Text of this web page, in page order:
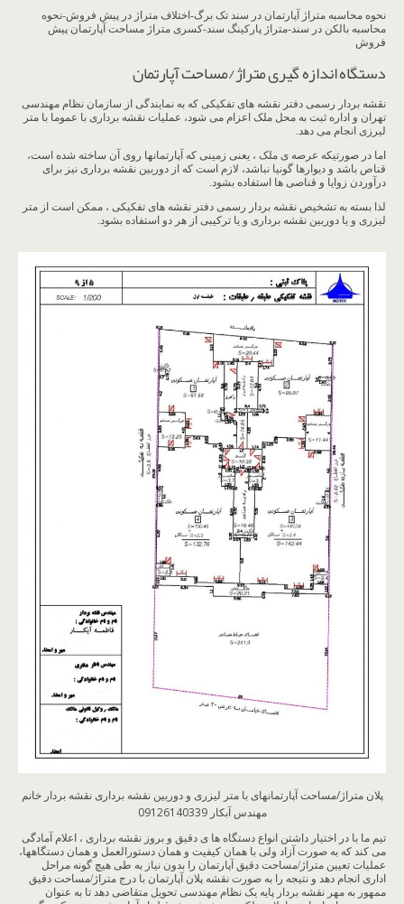
نحوه محاسبه متراژ آپارتمان در سند تک برگ-اختلاف متراژ در پیش فروش-نحوه
محاسبه بالکن در سند-متراژ پارکینگ سند-کسری متراژ مساحت آپارتمان پیش
فروش
دستگاه اندازه گیری متراژ/مساحت آپارتمان
نقشه بردار رسمی دفتر نقشه های تفکیکی که به نمایندگی از سازمان نظام مهندسی
تهران و اداره ثبت به محل ملک اعزام می شود، عملیات نقشه برداری با عموما با متر
لیرزی انجام می دهد.
اما در صورتیکه عرصه ی ملک ، یعنی زمینی که آپارتمانها روی آن ساخته شده است،
قناص باشد و دیوارها گونیا نباشد، لازم است که از دوربین نقشه برداری نیز برای
درآوردن زوایا و قناصی ها استفاده بشود.
لذا بسته به تشخیص نقشه بردار رسمی دفتر نقشه های تفکیکی ، ممکن است از متر
لیزری و یا دوربین نقشه برداری و یا ترکیبی از هر دو استفاده بشود.
پلان متراژ/مساحت آپارتمانهای با متر لیزری و دوربین نقشه برداری نقشه بردار خانم
مهندس آبکار 09126140339
تیم ما با در اختیار داشتن انواع دستگاه ها ی دقیق و بروز نقشه برداری ، اعلام آمادگی
می کند که به صورت آزاد ولی با همان کیفیت و همان دستورالعمل و همان دستگاهها،
عملیات تعیین متراژ/مساحت دقیق آپارتمان را بدون نیاز به طی هیچ گونه مراحل
اداری انجام دهد و نتیجه را به صورت نقشه پلان آپارتمان با درج متراژ/مساحت دقیق
ممهور به مهر نقشه بردار پایه یک نظام مهندسی تحویل متقاضی دهد تا به عنوان